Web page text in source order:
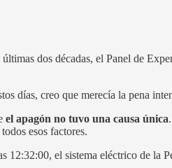
dos décadas, el Panel de
días, creo que merecía la pena
el apagón no tuvo una causa única
esos factores.
12:32:00, el sistema eléctrico de la